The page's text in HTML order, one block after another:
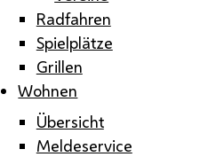
Radfahren
Spielplätze
Grillen
Wohnen
Übersicht
Meldeservice